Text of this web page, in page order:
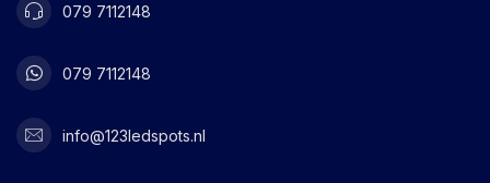
079 7112148
079 7112148
info@123ledspots.nl